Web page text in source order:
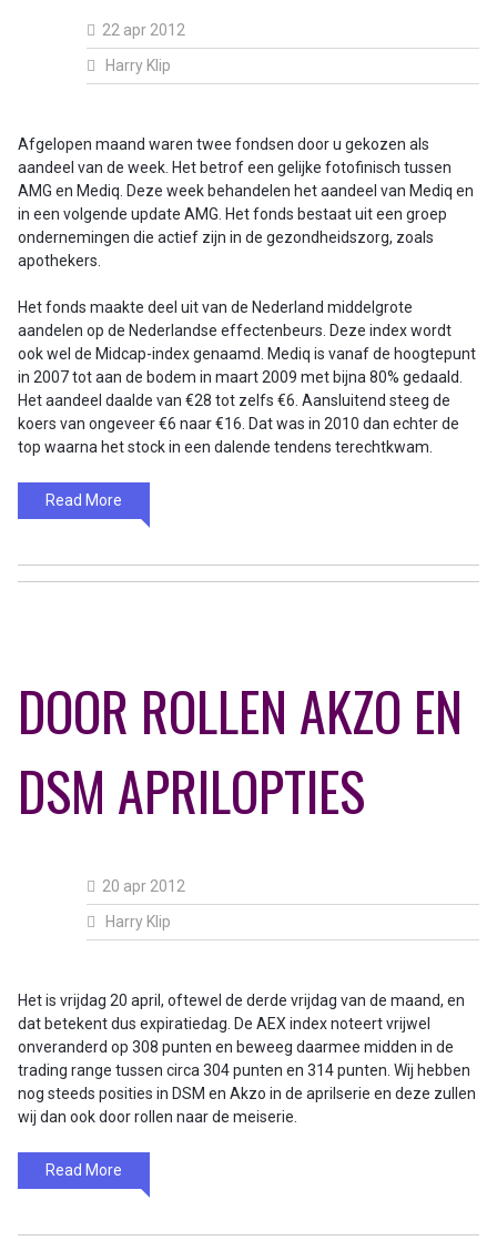
22 apr 2012
Harry Klip
Afgelopen maand waren twee fondsen door u gekozen als
aandeel van de week. Het betrof een gelijke fotofinisch tussen
AMG en Mediq. Deze week behandelen het aandeel van Mediq en
in een volgende update AMG. Het fonds bestaat uit een groep
ondernemingen die actief zijn in de gezondheidszorg, zoals
apothekers.
Het fonds maakte deel uit van de Nederland middelgrote
aandelen op de Nederlandse effectenbeurs. Deze index wordt
ook wel de Midcap-index genaamd. Mediq is vanaf de hoogtepunt
in 2007 tot aan de bodem in maart 2009 met bijna 80% gedaald.
Het aandeel daalde van €28 tot zelfs €6. Aansluitend steeg de
koers van ongeveer €6 naar €16. Dat was in 2010 dan echter de
top waarna het stock in een dalende tendens terechtkwam.
Read More
DOOR ROLLEN AKZO EN
DSM APRILOPTIES
20 apr 2012
Harry Klip
Het is vrijdag 20 april, oftewel de derde vrijdag van de maand, en
dat betekent dus expiratiedag. De AEX index noteert vrijwel
onveranderd op 308 punten en beweeg daarmee midden in de
trading range tussen circa 304 punten en 314 punten. Wij hebben
nog steeds posities in DSM en Akzo in de aprilserie en deze zullen
wij dan ook door rollen naar de meiserie.
Read More